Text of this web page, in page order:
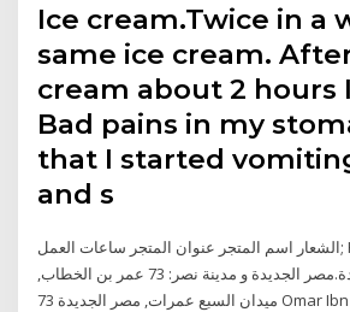
Ice cream.Twice in a
same ice cream.
cream about 2 hours
Bad pains in my
that I started
and s
الشعار اسم المتجر عنوان المتجر ساعات العمل; Heliopolis Store.
مدينة نصر- مصر الجديدة.مصر الجديدة و مدينة نصر: 73 عمر بن الخطاب,
ميدان السبع عمرات, مصر الجديدة 73 Omar Ibn Elkattab Street,